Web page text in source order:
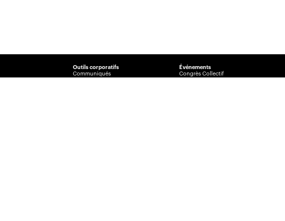
Outils corporatifs
Communiqués
Événements
Congrès Collectif